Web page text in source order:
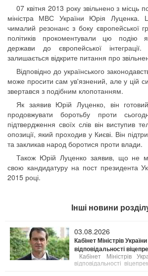
07 квітня 2013 року звільнено з місць
міністра МВС України Юрія Луценка.
чималий резонанс з боку європейської
політиків прокоментували цю подію
держави до європейської
залишається відкрите питання про
Відповідно до українського
може просити сам ув'язнений, але у цій
звертався з подібним клопотанням.
Як заявив Юрій Луценко, він
продовжувати боротьбу проти
підтвердження своїх слів він виступив
опозиції, який проходив у Києві. Він
та закликав народ боротися проти влади.
Також Юрій Луценко заявив, що не
свою кандидатуру на пост президента
2015 році.
Інші новини
03.08.2026
Кабінет Міністрів
відповідальності
Кабінет Міністрів
відповідальності